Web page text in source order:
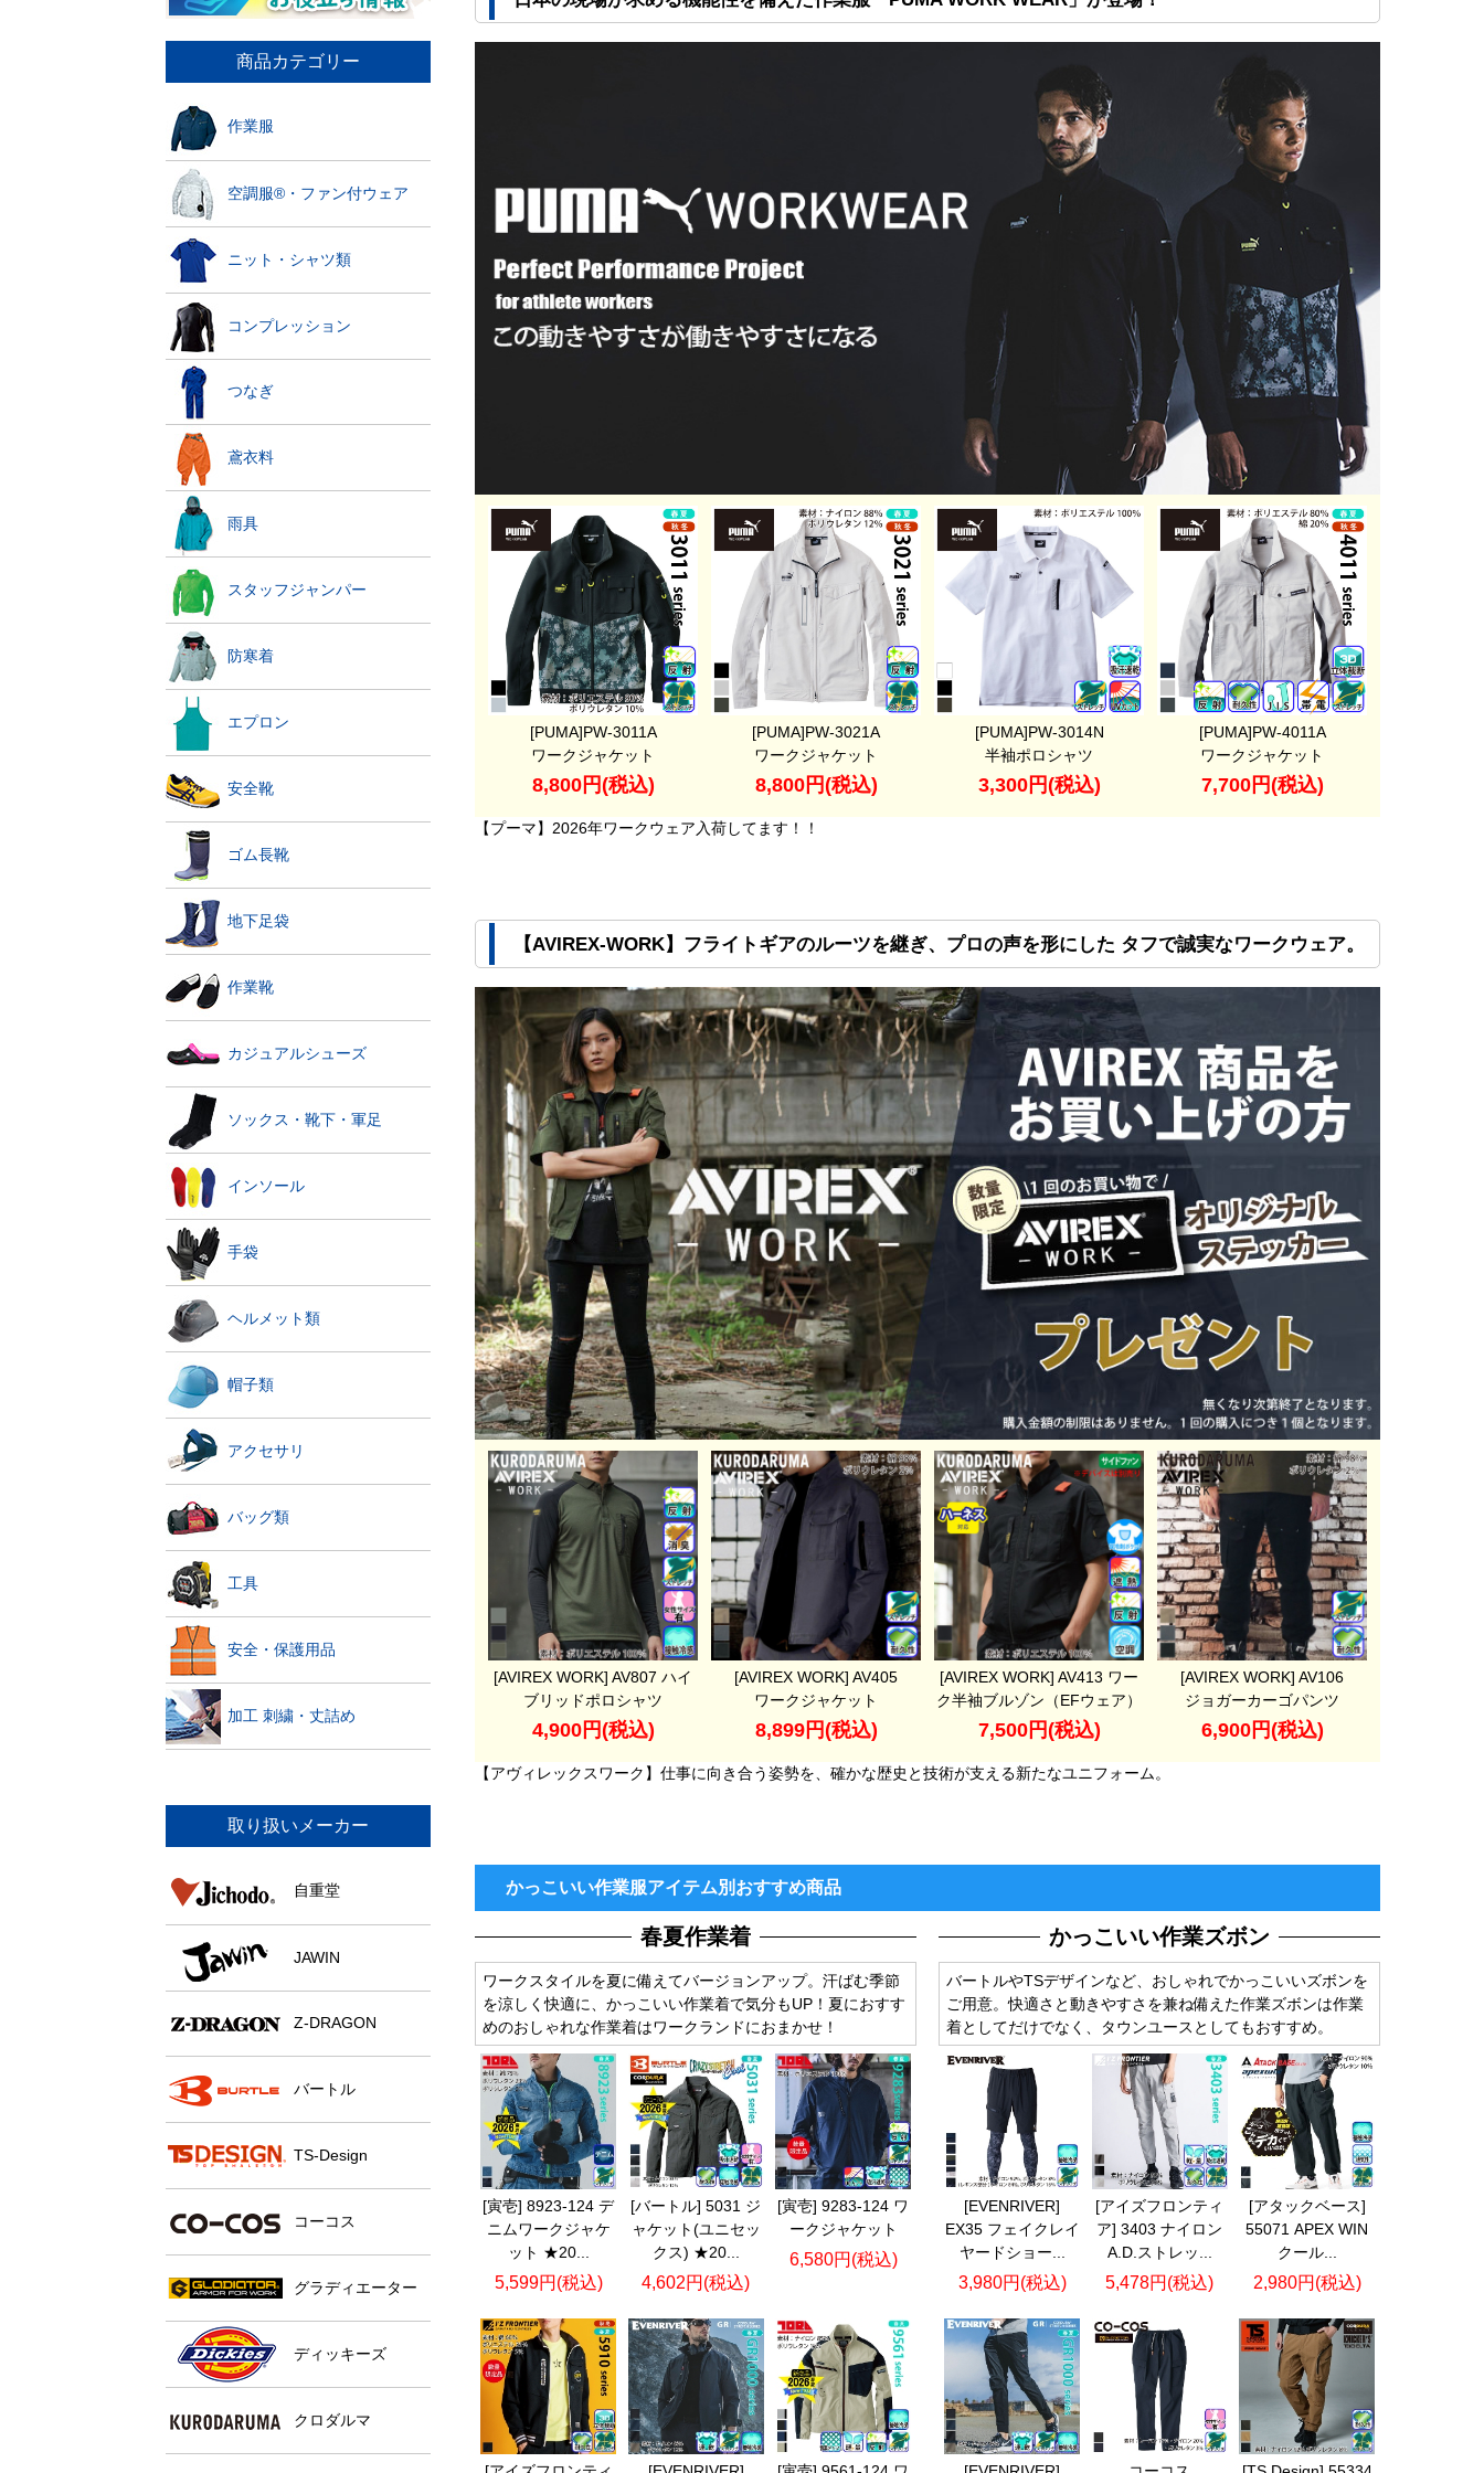
商品カテゴリー
作業服
空調服®・ファン付ウェア
ニット・シャツ類
コンプレッション
つなぎ
鳶衣料
雨具
スタッフジャンパー
防寒着
エプロン
安全靴
ゴム長靴
地下足袋
作業靴
カジュアルシューズ
ソックス・靴下・軍足
インソール
手袋
ヘルメット類
帽子類
アクセサリ
バッグ類
工具
安全・保護用品
加工 刺繍・丈詰め
取り扱いメーカー
自重堂
JAWIN
Z-DRAGON
バートル
TS-Design
コーコス
グラディエーター
ディッキーズ
クロダルマ
[PUMA]PW-3011A
ワークジャケット
8,800円(税込)
[PUMA]PW-3021A
ワークジャケット
8,800円(税込)
[PUMA]PW-3014N
半袖ポロシャツ
3,300円(税込)
[PUMA]PW-4011A
ワークジャケット
7,700円(税込)
【プーマ】2026年ワークウェア入荷してます！！
【AVIREX-WORK】フライトギアのルーツを継ぎ、プロの声を形にした タフで誠実なワークウェア。
[AVIREX WORK] AV807 ハイ
ブリッドポロシャツ
4,900円(税込)
[AVIREX WORK] AV405
ワークジャケット
8,899円(税込)
[AVIREX WORK] AV413 ワー
ク半袖ブルゾン（EFウェア）
7,500円(税込)
[AVIREX WORK] AV106
ジョガーカーゴパンツ
6,900円(税込)
【アヴィレックスワーク】仕事に向き合う姿勢を、確かな歴史と技術が支える新たなユニフォーム。
かっこいい作業服アイテム別おすすめ商品
春夏作業着
ワークスタイルを夏に備えてバージョンアップ。汗ばむ季節
を涼しく快適に、かっこいい作業着で気分もUP！夏におすす
めのおしゃれな作業着はワークランドにおまかせ！
[寅壱] 8923-124 デ
ニムワークジャケ
ット ★20...
5,599円(税込)
[バートル] 5031 ジ
ャケット(ユニセッ
クス) ★20...
4,602円(税込)
[寅壱] 9283-124 ワ
ークジャケット
6,580円(税込)
かっこいい作業ズボン
バートルやTSデザインなど、おしゃれでかっこいいズボンを
ご用意。快適さと動きやすさを兼ね備えた作業ズボンは作業
着としてだけでなく、タウンユースとしてもおすすめ。
[EVENRIVER]
EX35 フェイクレイ
ヤードショー...
3,980円(税込)
[アイズフロンティ
ア] 3403 ナイロン
A.D.ストレッ...
5,478円(税込)
[アタックベース]
55071 APEX WIN
クール...
2,980円(税込)